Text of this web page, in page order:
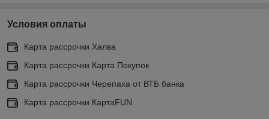
Условия оплаты
Карта рассрочки Халва
Карта рассрочки Карта Покупок
Карта рассрочки Черепаха от ВТБ банка
Карта рассрочки КартаFUN